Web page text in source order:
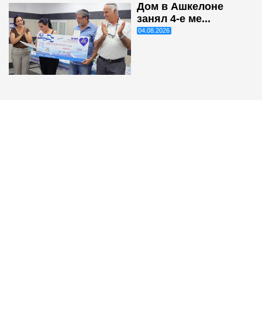
Дом в Ашкелоне
занял 4-е ме...
04.08.2026